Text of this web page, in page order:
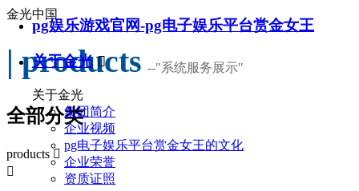
pg娱乐游戏官网-pg电子娱乐平台赏金女王
关于金光 
关于金光
集团简介
企业视频
pg电子娱乐平台赏金女王的文化
企业荣誉
资质证照
金光中国
| products --"系统服务展示"
全部分类
products 
